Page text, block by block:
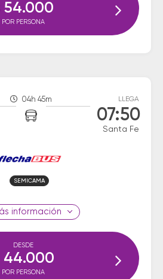
54.000
POR PERSONA
04h 45m LLEGA
07:50
Santa Fe
SEMICAMA
información
DESDE
44.000
POR PERSONA